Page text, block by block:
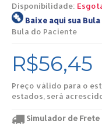
Disponibilidade:
Baixe aqui sua Bula
Bula do Paciente
R$56,45
Preço válido para o
estados, será
Simulador de Frete